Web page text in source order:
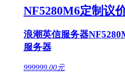
NF5280M6定制议
浪潮英信服务器
服务器
999999.00元